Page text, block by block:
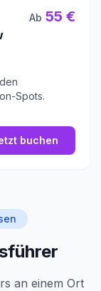
Ab 55 €
Spots.
buchen
an einem Ort